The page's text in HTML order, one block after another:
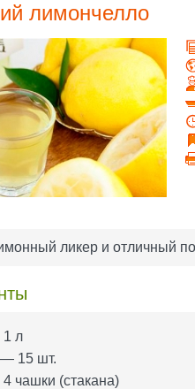
лимончелло
ликер и отличный
л
15 шт.
чашки (стакана)